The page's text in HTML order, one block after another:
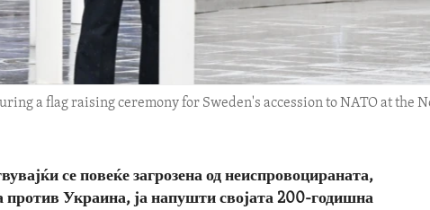
a flag raising ceremony for Sweden's accession to NATO at the
се повеќе загрозена од неиспровоцираната,
против Украина, ја напушти својата 200-годишна